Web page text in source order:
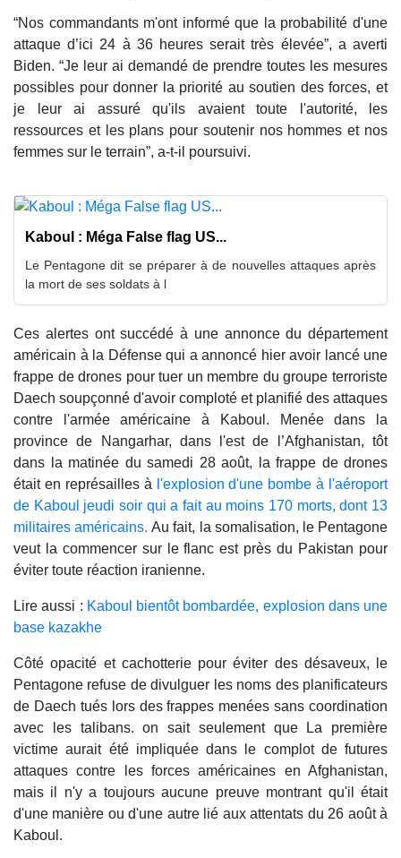
“Nos commandants m'ont informé que la probabilité d'une
attaque d’ici 24 à 36 heures serait très élevée”, a averti
Biden. “Je leur ai demandé de prendre toutes les mesures
possibles pour donner la priorité au soutien des forces, et
je leur ai assuré qu'ils avaient toute l'autorité, les
ressources et les plans pour soutenir nos hommes et nos
femmes sur le terrain”, a-t-il poursuivi.
Kaboul : Méga False flag US...
Le Pentagone dit se préparer à de nouvelles attaques après
la mort de ses soldats à l
Ces alertes ont succédé à une annonce du département
américain à la Défense qui a annoncé hier avoir lancé une
frappe de drones pour tuer un membre du groupe terroriste
Daech soupçonné d'avoir comploté et planifié des attaques
contre l'armée américaine à Kaboul. Menée dans la
province de Nangarhar, dans l'est de l’Afghanistan, tôt
dans la matinée du samedi 28 août, la frappe de drones
était en représailles à l'explosion d'une bombe à l'aéroport
de Kaboul jeudi soir qui a fait au moins 170 morts, dont 13
militaires américains. Au fait, la somalisation, le Pentagone
veut la commencer sur le flanc est près du Pakistan pour
éviter toute réaction iranienne.
Lire aussi : Kaboul bientôt bombardée, explosion dans une
base kazakhe
Côté opacité et cachotterie pour éviter des désaveux, le
Pentagone refuse de divulguer les noms des planificateurs
de Daech tués lors des frappes menées sans coordination
avec les talibans. on sait seulement que La première
victime aurait été impliquée dans le complot de futures
attaques contre les forces américaines en Afghanistan,
mais il n'y a toujours aucune preuve montrant qu'il était
d'une manière ou d'une autre lié aux attentats du 26 août à
Kaboul.